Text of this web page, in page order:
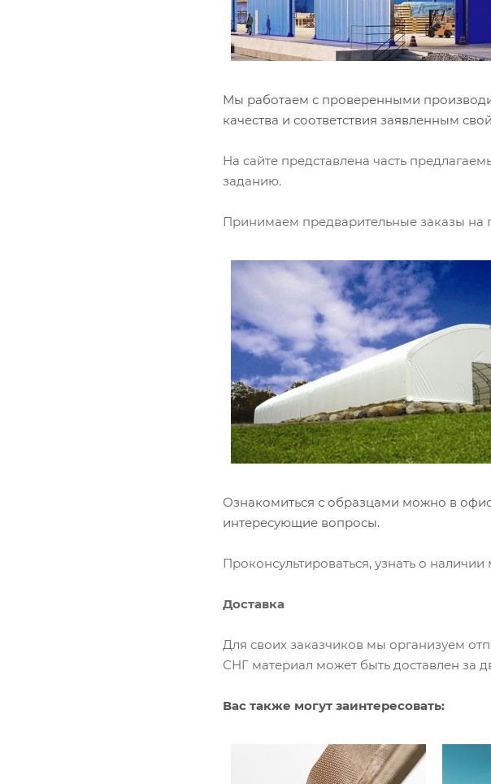
Мы работаем с проверенными
качества и соответствия заявленным
На сайте представлена часть
заданию.
Принимаем предварительные заказы на
Ознакомиться с образцами можно в
интересующие вопросы.
Проконсультироваться, узнать о
Доставка
Для своих заказчиков мы организуем
СНГ материал может быть доставлен за
Вас также могут заинтересовать: